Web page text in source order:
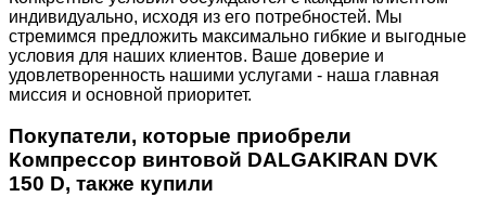
индивидуально, исходя из его потребностей. Мы
стремимся предложить максимально гибкие и выгодные
условия для наших клиентов. Ваше доверие и
удовлетворенность нашими услугами - наша главная
миссия и основной приоритет.
Покупатели, которые приобрели
Компрессор винтовой DALGAKIRAN DVK
150 D, также купили